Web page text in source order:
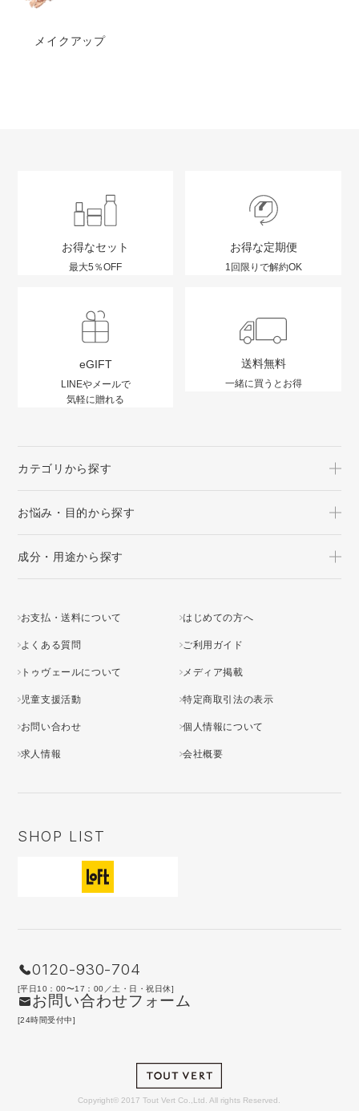
メイクアップ
お得なセット
最大5％OFF
お得な定期便
1回限りで解約OK
eGIFT
LINEやメールで
気軽に贈れる
送料無料
一緒に買うとお得
カテゴリから探す
お悩み・目的から探す
成分・用途から探す
お支払・送料について はじめての方へ
よくある質問 ご利用ガイド
トゥヴェールについて メディア掲載
児童支援活動 特定商取引法の表示
お問い合わせ 個人情報について
求人情報 会社概要
SHOP LIST
0120-930-704
[平日10：00〜17：00／土・日・祝日休]
お問い合わせフォーム
[24時間受付中]
Copyright© 2017 Tout Vert Co.,Ltd. All rights Reserved.